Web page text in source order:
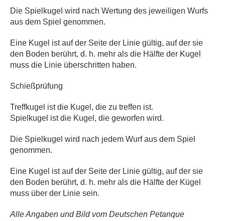
Die Spielkugel wird nach Wertung des jeweiligen Wurfs
aus dem Spiel genommen.
Eine Kugel ist auf der Seite der Linie gültig, auf der sie
den Boden berührt, d. h. mehr als die Hälfte der Kugel
muss die Linie überschritten haben.
Schießprüfung
Treffkugel ist die Kugel, die zu treffen ist.
Spielkugel ist die Kugel, die geworfen wird.
Die Spielkugel wird nach jedem Wurf aus dem Spiel
genommen.
Eine Kugel ist auf der Seite der Linie gültig, auf der sie
den Boden berührt, d. h. mehr als die Hälfte der Kügel
muss über der Linie sein.
Alle Angaben und Bild vom Deutschen Petanque